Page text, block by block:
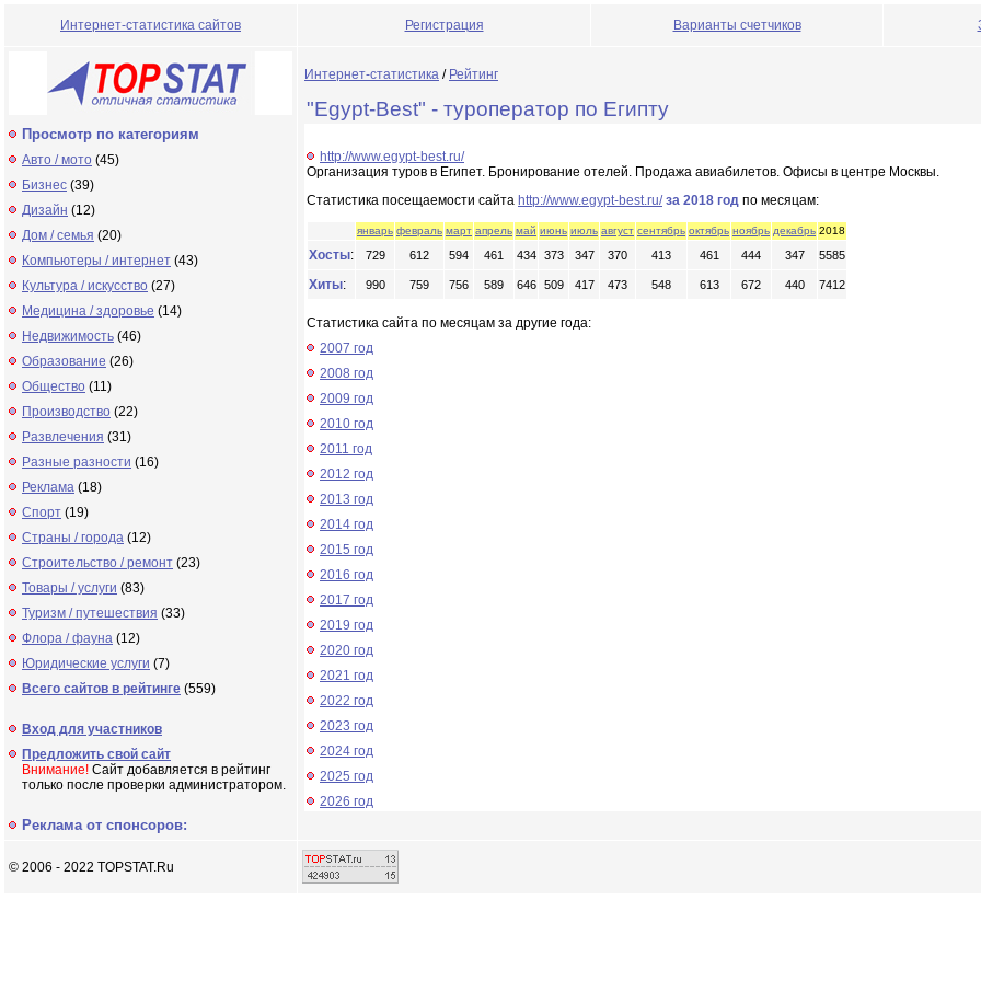
Интернет-статистика сайтов Регистрация Варианты счетчиков
Просмотр по категориям
Авто / мото (45)
Бизнес (39)
Дизайн (12)
Дом / семья (20)
Компьютеры / интернет (43)
Культура / искусство (27)
Медицина / здоровье (14)
Недвижимость (46)
Образование (26)
Общество (11)
Производство (22)
Развлечения (31)
Разные разности (16)
Реклама (18)
Спорт (19)
Страны / города (12)
Строительство / ремонт (23)
Товары / услуги (83)
Туризм / путешествия (33)
Флора / фауна (12)
Юридические услуги (7)
Всего сайтов в рейтинге (559)
Вход для участников
Предложить свой сайт
Внимание! Сайт добавляется в рейтинг
только после проверки администратором.
Реклама от спонсоров:
Интернет-статистика / Рейтинг
"Egypt-Best" - туроператор по Египту
http://www.egypt-best.ru/
Организация туров в Египет. Бронирование отелей. Продажа авиабилетов. Офисы в центре Москвы.
Статистика посещаемости сайта http://www.egypt-best.ru/ за 2018 год по месяцам:
январь февраль март апрель май июнь июль август сентябрь октябрь ноябрь декабрь 2018
Хосты: 729 612 594 461 434 373 347 370 413 461 444 347 5585
Хиты: 990 759 756 589 646 509 417 473 548 613 672 440 7412
Статистика сайта по месяцам за другие года:
2007 год
2008 год
2009 год
2010 год
2011 год
2012 год
2013 год
2014 год
2015 год
2016 год
2017 год
2019 год
2020 год
2021 год
2022 год
2023 год
2024 год
2025 год
2026 год
© 2006 - 2022 TOPSTAT.Ru